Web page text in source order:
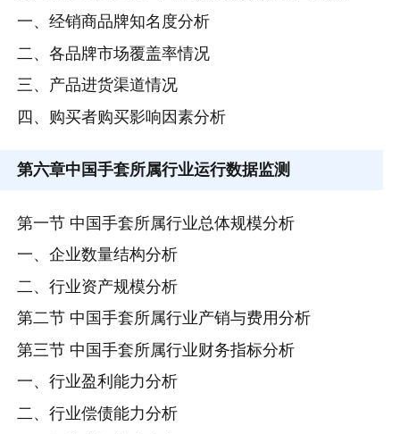
一、经销商品牌知名度分析
二、各品牌市场覆盖率情况
三、产品进货渠道情况
四、购买者购买影响因素分析
第六章中国手套所属行业运行数据监测
第一节 中国手套所属行业总体规模分析
一、企业数量结构分析
二、行业资产规模分析
第二节 中国手套所属行业产销与费用分析
第三节 中国手套所属行业财务指标分析
一、行业盈利能力分析
二、行业偿债能力分析